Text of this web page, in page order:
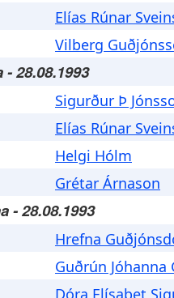
Elías Rúnar
Vilberg
28.08.1993
Sigurður Þ
Elías Rúnar
Helgi Hólm
Grétar Árnason
- 28.08.1993
Hrefna
Guðrún
Dóra Elísabet